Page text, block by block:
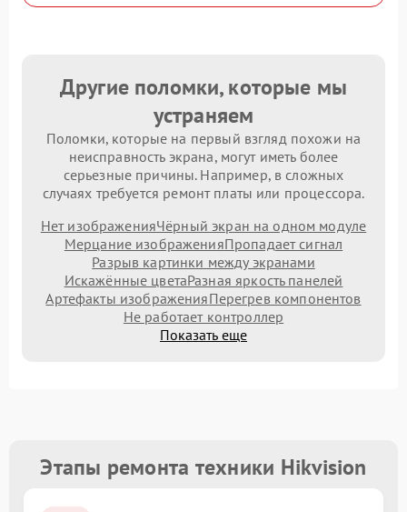
Другие поломки, которые мы
устраняем
Поломки, которые на первый взгляд похожи на
неисправность экрана, могут иметь более
серьезные причины. Например, в сложных
случаях требуется ремонт платы или процессора.
Нет изображенияЧёрный экран на одном модуле
Мерцание изображенияПропадает сигнал
Разрыв картинки между экранами
Искажённые цветаРазная яркость панелей
Артефакты изображенияПерегрев компонентов
Не работает контроллер
Показать еще
Этапы ремонта техники Hikvision